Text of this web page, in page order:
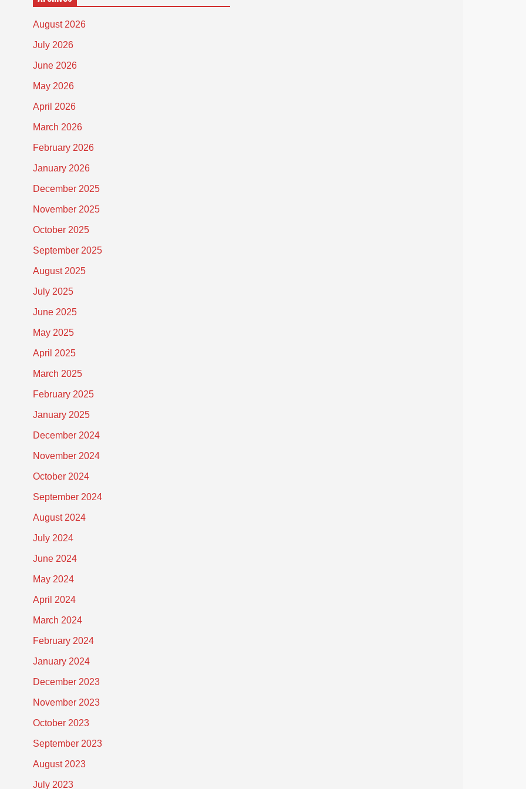
August 2026
July 2026
June 2026
May 2026
April 2026
March 2026
February 2026
January 2026
December 2025
November 2025
October 2025
September 2025
August 2025
July 2025
June 2025
May 2025
April 2025
March 2025
February 2025
January 2025
December 2024
November 2024
October 2024
September 2024
August 2024
July 2024
June 2024
May 2024
April 2024
March 2024
February 2024
January 2024
December 2023
November 2023
October 2023
September 2023
August 2023
July 2023